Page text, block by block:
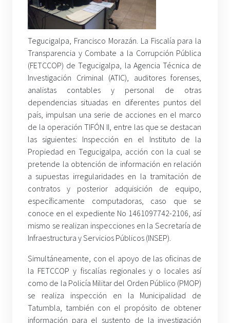
Tegucigalpa, Francisco Morazán. La Fiscalía para la
Transparencia y Combate a la Corrupción Pública
(FETCCOP) de Tegucigalpa, la Agencia Técnica de
Investigación Criminal (ATIC), auditores forenses,
analistas contables y personal de otras
dependencias situadas en diferentes puntos del
país, impulsan una serie de acciones en el marco
de la operación TIFÓN II, entre las que se destacan
las siguientes: Inspección en el Instituto de la
Propiedad en Tegucigalpa, acción con la cual se
pretende la obtención de información en relación
a supuestas irregularidades en la tramitación de
contratos y posterior adquisición de equipo,
específicamente computadoras, caso que se
conoce en el expediente No 1461097742-2106, así
mismo se realizan inspecciones en la Secretaría de
Infraestructura y Servicios Públicos (INSEP).
Simultáneamente, con el apoyo de las oficinas de
la FETCCOP y fiscalías regionales y o locales así
como de la Policía Militar del Orden Público (PMOP)
se realiza inspección en la Municipalidad de
Tatumbla, también con el propósito de obtener
información para el sustento de la investigación